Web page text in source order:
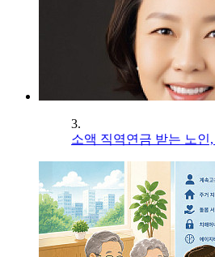
3.
소액 직역연금 받는 노